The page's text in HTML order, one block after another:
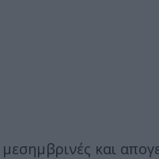
και